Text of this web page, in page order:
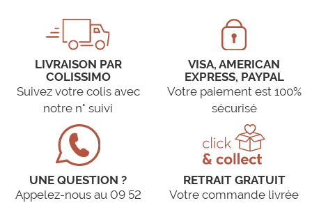
LIVRAISON PAR
COLISSIMO
Suivez votre colis avec
notre n° suivi
VISA, AMERICAN
EXPRESS, PAYPAL
Votre paiement est 100%
sécurisé
UNE QUESTION ?
Appelez-nous au 09 52
RETRAIT GRATUIT
Votre commande livrée